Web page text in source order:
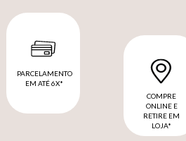
PARCELAMENTO
EM ATÉ 6X*
COMPRE
ONLINE E
RETIRE EM
LOJA*